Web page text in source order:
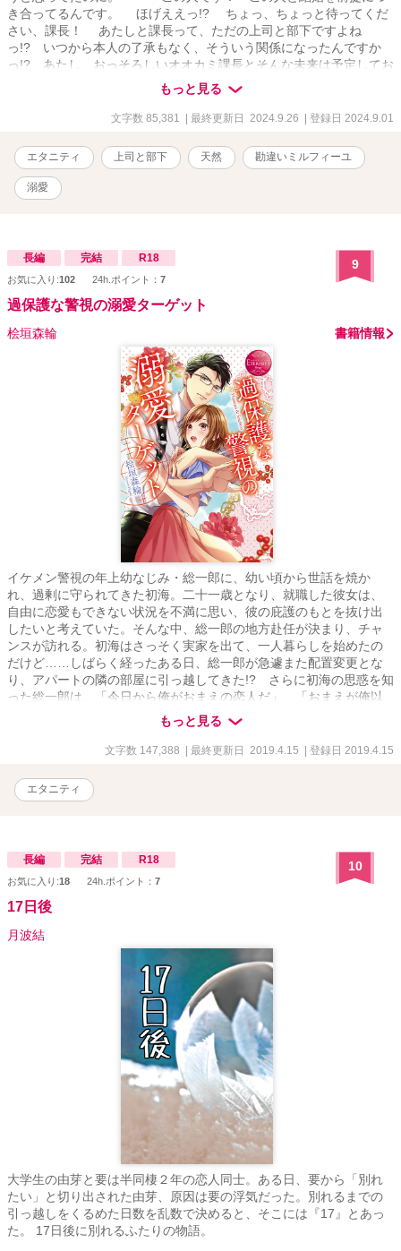
き合ってるんです。 ほげええっ!? ちょっ、ちょっと待ってくだ
さい、課長！ あたしと課長って、ただの上司と部下ですよね
っ!? いつから本人の了承もなく、そういう関係になったんですか
っ!? あたし、おっそろしいオオカミ課長とそんな未来は予定してお
りませんがっ!? 課長が、専務の令嬢とのおつき合いを断るネタに
されてしまったあたし。それだけでも大変なのに、あたしの住むア
パートの部屋が、上の住人の失態で水浸しになって引っ越しを余儀
同居させられた。 ――この方が、恋人らしいだろ。 うん。そう
なんだけど。そうなんですけど。 気分は、オオカミの巣穴に連れ
込まれたウサギ。 イケメンだけどおっかないオオカミ課長と、ど
んくさくって天然の部下ウサギ。 (仮)の恋人なのに、どうやらオ
もっと見る
文字数 85,381 | 最終更新日 2024.9.26 | 登録日 2024.9.01
エタニティ 上司と部下 天然 勘違いミルフィーユ
溺愛
長編 完結 R18
お気に入り:102 24h.ポイント： 7
9
過保護な警視の溺愛ターゲット
桧垣森輪 書籍情報
イケメン警視の年上幼なじみ・総一郎に、幼い頃から世話を焼か
れ、過剰に守られてきた初海。二十一歳となり、就職した彼女は、
自由に恋愛もできない状況を不満に思い、彼の庇護のもとを抜け出
したいと考えていた。そんな中、総一郎の地方赴任が決まり、チャ
ンスが訪れる。初海はさっそく実家を出て、一人暮らしを始めたの
だけど……しばらく経ったある日、総一郎が急遽また配置変更とな
り、アパートの隣の部屋に引っ越してきた!? さらに初海の思惑を知
った総一郎は、「今日から俺がおまえの恋人だ」、「おまえが俺以
外の男を好きになるわけがない」と超俺様な態度で、まさかの愛の
もっと見る
文字数 147,388 | 最終更新日 2019.4.15 | 登録日 2019.4.15
エタニティ
長編 完結 R18
お気に入り:18 24h.ポイント： 7
10
17日後
月波結
大学生の由芽と要は半同棲２年の恋人同士。ある日、要から「別れ
たい」と切り出された由芽、原因は要の浮気だった。別れるまでの
引っ越しをくるめた日数を乱数で決めると、そこには『17』とあっ
た。 17日後に別れるふたりの物語。